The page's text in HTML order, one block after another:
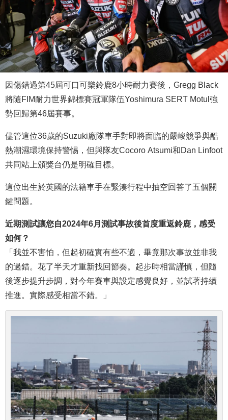
因傷錯過第45屆可口可樂鈴鹿8小時耐力賽後，Gregg Black
將隨FIM耐力世界錦標賽冠軍隊伍Yoshimura SERT Motul強
勢回歸第46屆賽事。
儘管這位36歲的Suzuki廠隊車手對即將面臨的嚴峻競爭與酷
熱潮濕環境保持警惕，但與隊友Cocoro Atsumi和Dan Linfoot
共同站上頒獎台仍是明確目標。
這位出生於英國的法籍車手在緊湊行程中抽空回答了五個關
鍵問題。
近期測試讓您自2024年6月測試事故後首度重返鈴鹿，感受
如何？
「我並不害怕，但起初確實有些不適，畢竟那次事故並非我
的過錯。花了半天才重新找回節奏。起步時相當謹慎，但隨
後逐步提升步調，對今年賽車與設定感覺良好，並試著持續
推進。實際感受相當不錯。」